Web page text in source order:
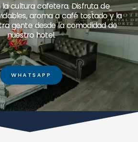
cultura cafetera. Disfruta de
aroma a café tostado y la
gente desde la comodidad de
nuestro hotel.
WHATSAPP